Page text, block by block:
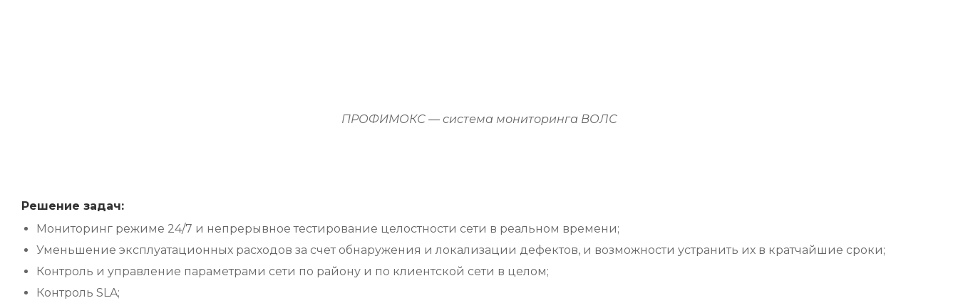
ПРОФИМОКС — система мониторинга ВОЛС
Решение задач:
Мониторинг режиме 24/7 и непрерывное тестирование целостности сети в реальном времени;
Уменьшение эксплуатационных расходов за счет обнаружения и локализации дефектов, и возможности устранить их в кратчайшие сроки;
Контроль и управление параметрами сети по району и по клиентской сети в целом;
Контроль SLA;